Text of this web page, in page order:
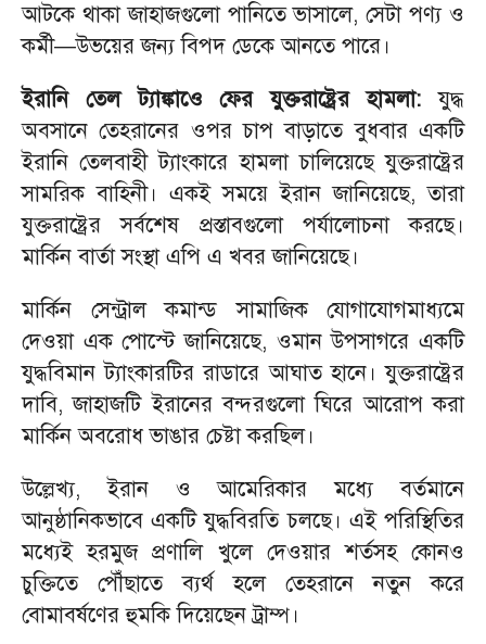
আটকে থাকা জাহাজগুলো পানিতে ভাসালে, সেটা পণ্য ও
কর্মী—উভয়ের জন্য বিপদ ডেকে আনতে পারে।
ইরানি তেল ট্যাঙ্কাওে ফের যুক্তরাষ্ট্রের হামলা: যুদ্ধ
অবসানে তেহরানের ওপর চাপ বাড়াতে বুধবার একটি
ইরানি তেলবাহী ট্যাংকারে হামলা চালিয়েছে যুক্তরাষ্ট্রের
সামরিক বাহিনী। একই সময়ে ইরান জানিয়েছে, তারা
যুক্তরাষ্ট্রের সর্বশেষ প্রস্তাবগুলো পর্যালোচনা করছে।
মার্কিন বার্তা সংস্থা এপি এ খবর জানিয়েছে।
মার্কিন সেন্ট্রাল কমান্ড সামাজিক যোগাযোগমাধ্যমে
দেওয়া এক পোস্টে জানিয়েছে, ওমান উপসাগরে একটি
যুদ্ধবিমান ট্যাংকারটির রাডারে আঘাত হানে। যুক্তরাষ্ট্রের
দাবি, জাহাজটি ইরানের বন্দরগুলো ঘিরে আরোপ করা
মার্কিন অবরোধ ভাঙার চেষ্টা করছিল।
উল্লেখ্য, ইরান ও আমেরিকার মধ্যে বর্তমানে
আনুষ্ঠানিকভাবে একটি যুদ্ধবিরতি চলছে। এই পরিস্থিতির
মধ্যেই হরমুজ প্রণালি খুলে দেওয়ার শর্তসহ কোনও
চুক্তিতে পৌঁছাতে ব্যর্থ হলে তেহরানে নতুন করে
বোমাবর্ষণের হুমকি দিয়েছেন ট্রাম্প।